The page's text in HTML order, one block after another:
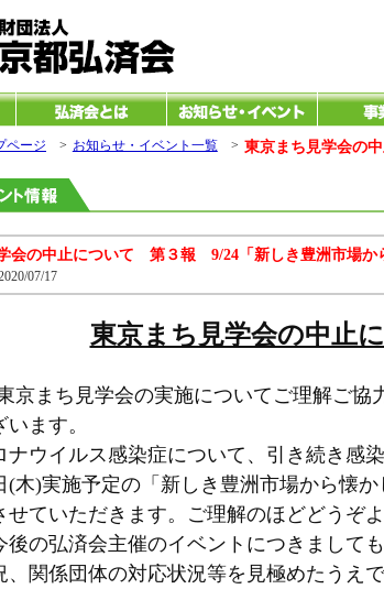
ページ > お知らせ・イベント一覧> 東京まち見学会の
会の中止について 第３報 9/24「新しき豊洲市場か
07/17
東京まち見学会の中止
京まち見学会の実施についてご理解ご協
ます。
ウイルス感染症について、引き続き感
(木)実施予定の「新しき豊洲市場から懐
せていただきます。ご理解のほどどうぞ
の弘済会主催のイベントにつきまして
、関係団体の対応状況等を見極めたうえ